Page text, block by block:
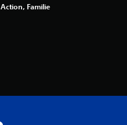
Action, Familie